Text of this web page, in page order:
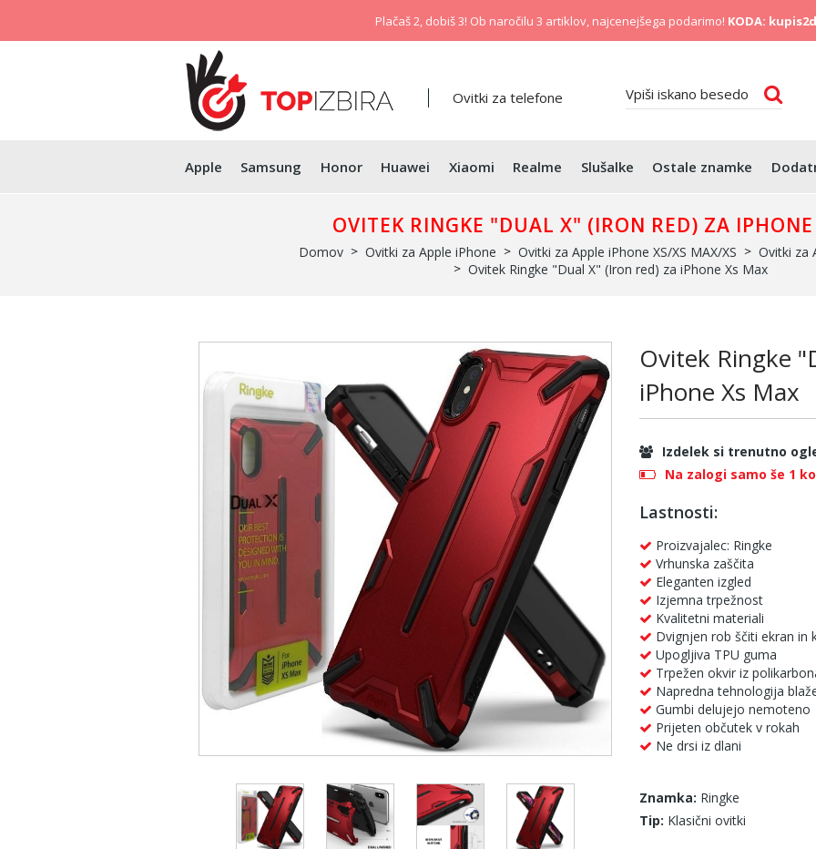
Plačaš 2, dobiš 3! Ob naročilu 3 artiklov, najcenejšega podarimo! KODA:
Ovitki za telefone
Apple Samsung Honor Huawei Xiaomi Realme Slušalke Ostale znamke
OVITEK RINGKE "DUAL X" (IRON RED) ZA
Domov Ovitki za Apple iPhone Ovitki za Apple iPhone XS/XS MAX/XS
Ovitki za
Ovitek Ringke "Dual X" (Iron red) za iPhone Xs Max
Ovitek Ringke
iPhone Xs Max
Izdelek si trenutno
Na zalogi samo še 1
Lastnosti:
Proizvajalec: Ringke
Vrhunska zaščita
Eleganten izgled
Izjemna trpežnost
Kvalitetni materiali
Dvignjen rob ščiti ekran in
Upogljiva TPU guma
Trpežen okvir iz
Napredna tehnologija
Gumbi delujejo nemoteno
Prijeten občutek v rokah
Ne drsi iz dlani
Znamka: Ringke
Tip: Klasični ovitki